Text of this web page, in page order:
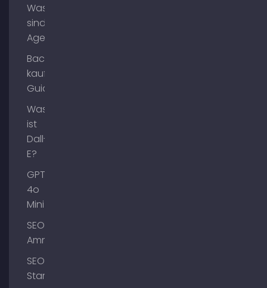
Was
sind AI
Agents?
Backlinks
kaufen
Guide
Was
ist
Dall-
E?
GPT-
4o
Mini
SEO
Ammersee
SEO
Starnberg